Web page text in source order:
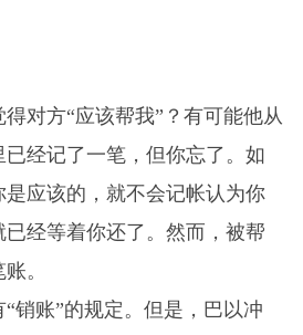
对方“应该帮我”？有可能他从
经记了一笔，但你忘了。如
应该的，就不会记帐认为你
经等着你还了。然而，被帮
。
销账”的规定。但是，巴以冲